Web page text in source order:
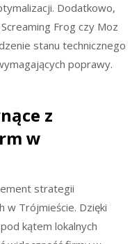
Dodatkowo,
Frog czy Moz
stanu technicznego
poprawy.
z
w
strategii
w Trójmieście. Dzięki
kątem lokalnych